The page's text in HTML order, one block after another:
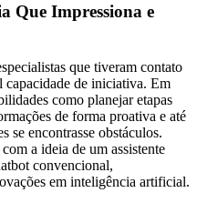
Que Impressiona e
que tiveram contato
de iniciativa. Em
como planejar etapas
de forma proativa e até
se encontrasse obstáculos.
a ideia de um assistente
convencional,
em inteligência artificial.